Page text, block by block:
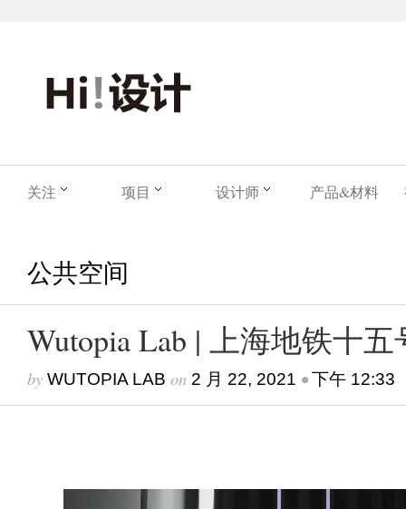
关注 项目 设计师 产品&材料
公共空间
Wutopia Lab | 上海地铁十
by WUTOPIA LAB on 2 月 22, 2021 •下午 12:33